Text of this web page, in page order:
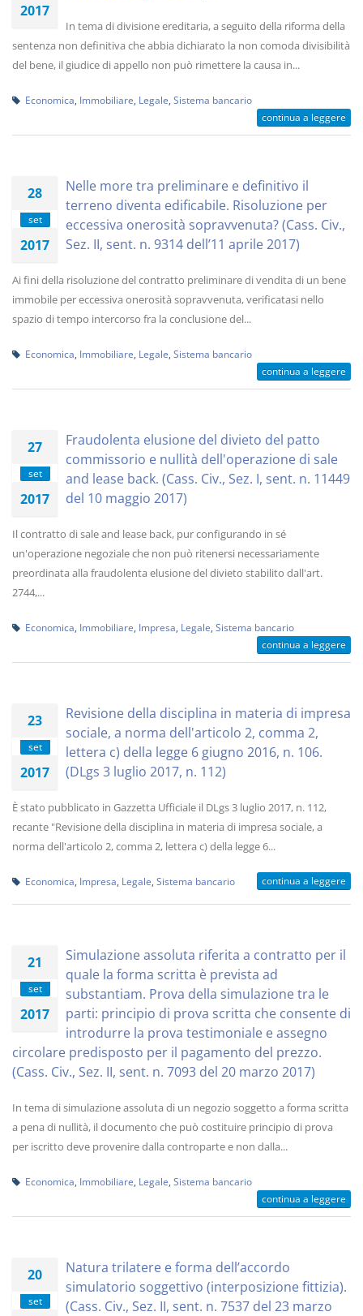
2017
In tema di divisione ereditaria, a seguito della riforma della
sentenza non definitiva che abbia dichiarato la non comoda divisibilità
del bene, il giudice di appello non può rimettere la causa in...
Economica Immobiliare Legale Sistema bancario
continua a leggere
28
set
2017
Nelle more tra preliminare e definitivo il
terreno diventa edificabile. Risoluzione per
eccessiva onerosità sopravvenuta? (Cass. Civ.,
Sez. II, sent. n. 9314 dell’11 aprile 2017)
Ai fini della risoluzione del contratto preliminare di vendita di un bene
immobile per eccessiva onerosità sopravvenuta, verificatasi nello
spazio di tempo intercorso fra la conclusione del...
Economica Immobiliare Legale Sistema bancario
continua a leggere
27
set
2017
Fraudolenta elusione del divieto del patto
commissorio e nullità dell'operazione di sale
and lease back. (Cass. Civ., Sez. I, sent. n. 11449
del 10 maggio 2017)
Il contratto di sale and lease back, pur configurando in sé
un'operazione negoziale che non può ritenersi necessariamente
preordinata alla fraudolenta elusione del divieto stabilito dall'art.
2744,...
Economica Immobiliare Impresa Legale Sistema bancario
continua a leggere
23
set
2017
Revisione della disciplina in materia di impresa
sociale, a norma dell'articolo 2, comma 2,
lettera c) della legge 6 giugno 2016, n. 106.
(DLgs 3 luglio 2017, n. 112)
È stato pubblicato in Gazzetta Ufficiale il DLgs 3 luglio 2017, n. 112,
recante "Revisione della disciplina in materia di impresa sociale, a
norma dell'articolo 2, comma 2, lettera c) della legge 6...
Economica Impresa Legale Sistema bancario continua a leggere
21
set
2017
Simulazione assoluta riferita a contratto per il
quale la forma scritta è prevista ad
substantiam. Prova della simulazione tra le
parti: principio di prova scritta che consente di
introdurre la prova testimoniale e assegno
circolare predisposto per il pagamento del prezzo.
(Cass. Civ., Sez. II, sent. n. 7093 del 20 marzo 2017)
In tema di simulazione assoluta di un negozio soggetto a forma scritta
a pena di nullità, il documento che può costituire principio di prova
per iscritto deve provenire dalla controparte e non dalla...
Economica Immobiliare Legale Sistema bancario
continua a leggere
20
set
Natura trilatere e forma dell’accordo
simulatorio soggettivo (interposizione fittizia).
(Cass. Civ., Sez. II, sent. n. 7537 del 23 marzo